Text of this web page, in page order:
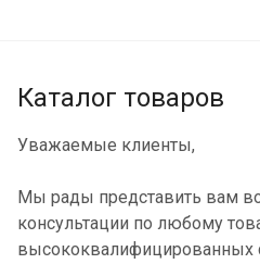
Каталог товаров
Уважаемые клиенты,
Мы рады представить вам
консультации по любому
высококвалифицированных